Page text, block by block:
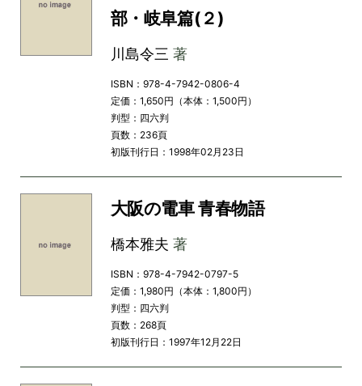
部・岐阜篇(２)
川島令三 著
ISBN：978-4-7942-0806-4
定価：1,650円（本体：1,500円）
判型：四六判
頁数：236頁
初版刊行日：1998年02月23日
大阪の電車 青春物語
橋本雅夫 著
ISBN：978-4-7942-0797-5
定価：1,980円（本体：1,800円）
判型：四六判
頁数：268頁
初版刊行日：1997年12月22日